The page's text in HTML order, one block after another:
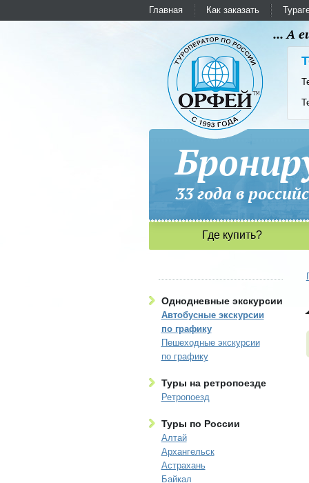
Главная Как заказать
... А
33 года в
Где купить?
Однодневные экскурсии
Автобусные экскурсии
по графику
Пешеходные экскурсии
по графику
Туры на ретропоезде
Ретропоезд
Туры по России
Алтай
Архангельск
Астрахань
Байкал